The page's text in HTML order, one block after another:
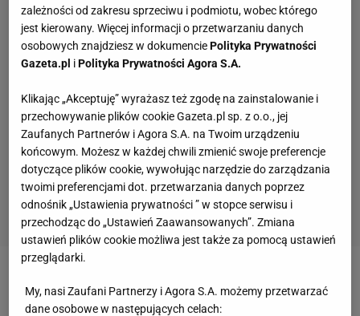
kraju z podniesioną głową jest Fabio Quagliarella,
zależności od zakresu sprzeciwu i podmiotu, wobec którego
jest kierowany. Więcej informacji o przetwarzaniu danych
osobowych znajdziesz w dokumenciePolityka Prywatności
Gazeta.pl iPolityka Prywatności Agora S.A.
Klikając „Akceptuję” wyrażasz też zgodę na zainstalowanie i
przechowywanie plików cookie Gazeta.pl sp. z o.o., jej
Zaufanych Partnerów i Agora S.A. na Twoim urządzeniu
końcowym. Możesz w każdej chwili zmienić swoje preferencje
dotyczące plików cookie, wywołując narzędzie do zarządzania
twoimi preferencjami dot. przetwarzania danych poprzez
odnośnik „Ustawienia prywatności ” w stopce serwisu i
przechodząc do „Ustawień Zaawansowanych”. Zmiana
ustawień plików cookie możliwa jest także za pomocą ustawień
przeglądarki.
My, nasi Zaufani Partnerzy i Agora S.A. możemy przetwarzać
dane osobowe w następujących celach: